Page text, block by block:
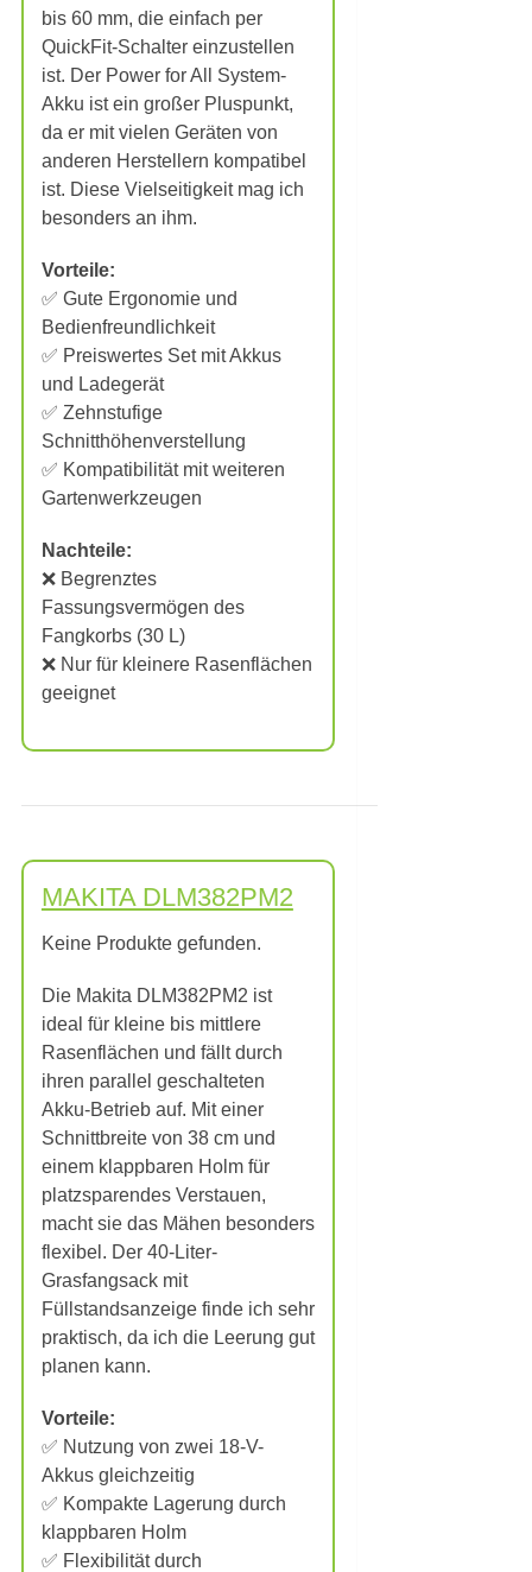
bis 60 mm, die einfach per
QuickFit-Schalter einzustellen
ist. Der Power for All System-
Akku ist ein großer Pluspunkt,
da er mit vielen Geräten von
anderen Herstellern kompatibel
ist. Diese Vielseitigkeit mag ich
besonders an ihm.
Vorteile:
✅ Gute Ergonomie und
Bedienfreundlichkeit
✅ Preiswertes Set mit Akkus
und Ladegerät
✅ Zehnstufige
Schnitthöhenverstellung
✅ Kompatibilität mit weiteren
Gartenwerkzeugen
Nachteile:
❌ Begrenztes
Fassungsvermögen des
Fangkorbs (30 L)
❌ Nur für kleinere Rasenflächen
geeignet
MAKITA DLM382PM2
Keine Produkte gefunden.
Die Makita DLM382PM2 ist
ideal für kleine bis mittlere
Rasenflächen und fällt durch
ihren parallel geschalteten
Akku-Betrieb auf. Mit einer
Schnittbreite von 38 cm und
einem klappbaren Holm für
platzsparendes Verstauen,
macht sie das Mähen besonders
flexibel. Der 40-Liter-
Grasfangsack mit
Füllstandsanzeige finde ich sehr
praktisch, da ich die Leerung gut
planen kann.
Vorteile:
✅ Nutzung von zwei 18-V-
Akkus gleichzeitig
✅ Kompakte Lagerung durch
klappbaren Holm
✅ Flexibilität durch